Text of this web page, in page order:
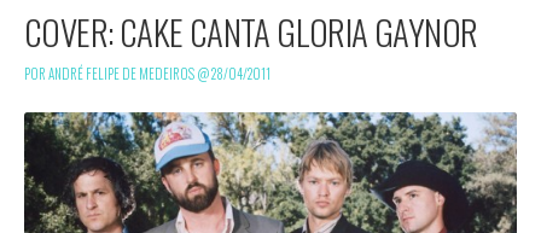
COVER: CAKE CANTA GLORIA GAYNOR
POR ANDRÉ FELIPE DE MEDEIROS @28/04/2011